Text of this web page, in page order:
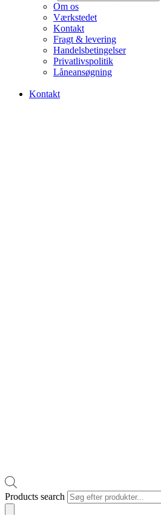
Om os
Værkstedet
Kontakt
Fragt & levering
Handelsbetingelser
Privatlivspolitik
Låneansøgning
Kontakt
Products search